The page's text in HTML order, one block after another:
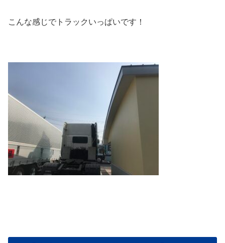
こんな感じでトラックいっぱいです！